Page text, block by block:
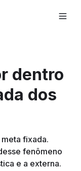
dentro
dos
fixada.
fenômeno
e a externa.